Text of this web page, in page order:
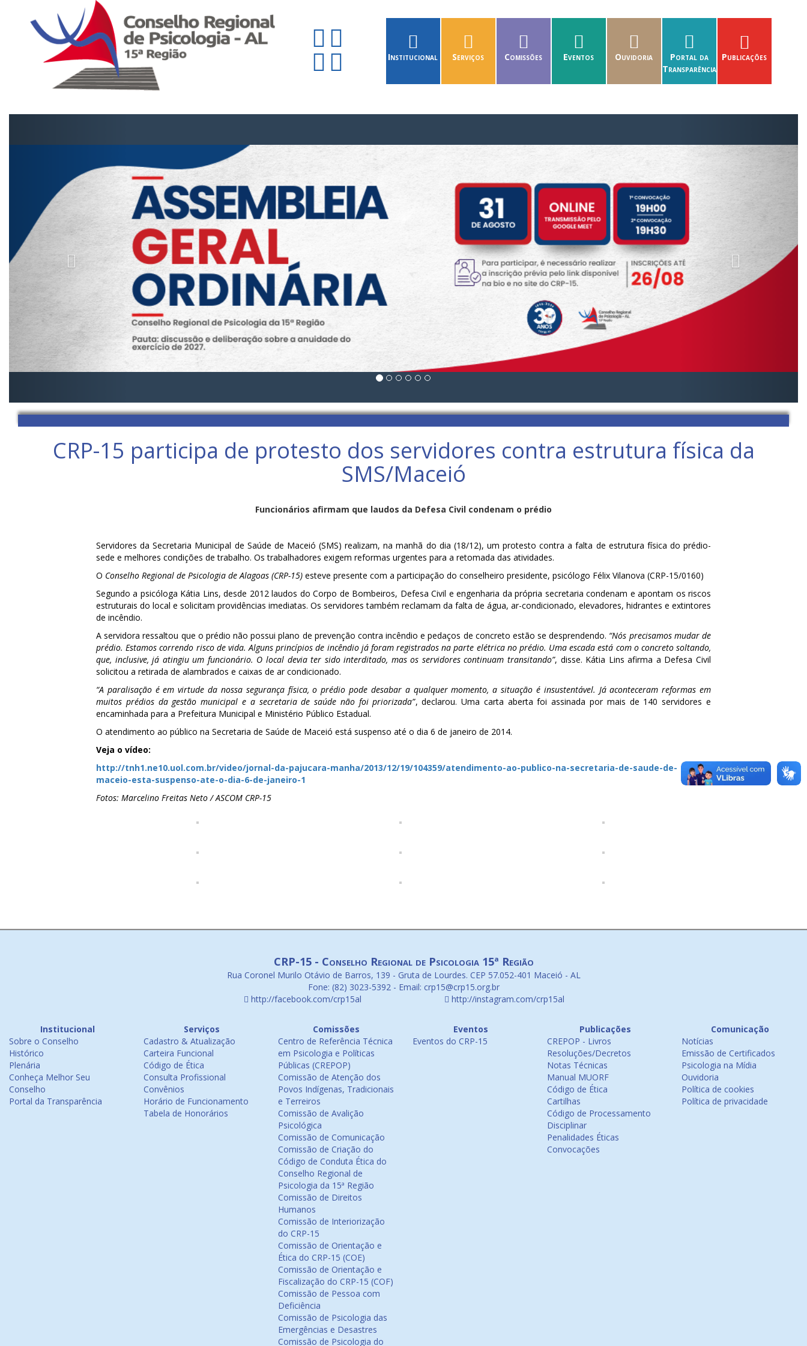
Institucional Serviços Comissões Eventos Ouvidoria
Portal da
Transparência
Publicações
CRP-15 participa de protesto dos servidores contra estrutura física da
SMS/Maceió
Funcionários afirmam que laudos da Defesa Civil condenam o prédio
Servidores da Secretaria Municipal de Saúde de Maceió (SMS) realizam, na manhã do dia (18/12), um protesto contra a falta de estrutura física do prédio-
sede e melhores condições de trabalho. Os trabalhadores exigem reformas urgentes para a retomada das atividades.
O Conselho Regional de Psicologia de Alagoas (CRP-15) esteve presente com a participação do conselheiro presidente, psicólogo Félix Vilanova (CRP-15/0160)
Segundo a psicóloga Kátia Lins, desde 2012 laudos do Corpo de Bombeiros, Defesa Civil e engenharia da própria secretaria condenam e apontam os riscos
estruturais do local e solicitam providências imediatas. Os servidores também reclamam da falta de água, ar-condicionado, elevadores, hidrantes e extintores
de incêndio.
A servidora ressaltou que o prédio não possui plano de prevenção contra incêndio e pedaços de concreto estão se desprendendo. “Nós precisamos mudar de
prédio. Estamos correndo risco de vida. Alguns princípios de incêndio já foram registrados na parte elétrica no prédio. Uma escada está com o concreto soltando,
que, inclusive, já atingiu um funcionário. O local devia ter sido interditado, mas os servidores continuam transitando”, disse. Kátia Lins afirma a Defesa Civil
solicitou a retirada de alambrados e caixas de ar condicionado.
“A paralisação é em virtude da nossa segurança física, o prédio pode desabar a qualquer momento, a situação é insustentável. Já aconteceram reformas em
muitos prédios da gestão municipal e a secretaria de saúde não foi priorizada”, declarou. Uma carta aberta foi assinada por mais de 140 servidores e
encaminhada para a Prefeitura Municipal e Ministério Público Estadual.
O atendimento ao público na Secretaria de Saúde de Maceió está suspenso até o dia 6 de janeiro de 2014.
Veja o vídeo:
http://tnh1.ne10.uol.com.br/video/jornal-da-pajucara-manha/2013/12/19/104359/atendimento-ao-publico-na-secretaria-de-saude-de-
maceio-esta-suspenso-ate-o-dia-6-de-janeiro-1
Fotos: Marcelino Freitas Neto / ASCOM CRP-15
CRP-15 - Conselho Regional de Psicologia 15ª Região
Rua Coronel Murilo Otávio de Barros, 139 - Gruta de Lourdes. CEP 57.052-401 Maceió - AL
Fone: (82) 3023-5392 - Email: crp15@crp15.org.br
http://facebook.com/crp15al
http://instagram.com/crp15al
Institucional
Sobre o Conselho
Histórico
Plenária
Conheça Melhor Seu
Conselho
Portal da Transparência
Serviços
Cadastro & Atualização
Carteira Funcional
Código de Ética
Consulta Profissional
Convênios
Horário de Funcionamento
Tabela de Honorários
Comissões
Centro de Referência Técnica
em Psicologia e Políticas
Públicas (CREPOP)
Comissão de Atenção dos
Povos Indígenas, Tradicionais
e Terreiros
Comissão de Avalição
Psicológica
Comissão de Comunicação
Comissão de Criação do
Código de Conduta Ética do
Conselho Regional de
Psicologia da 15ª Região
Comissão de Direitos
Humanos
Comissão de Interiorização
do CRP-15
Comissão de Orientação e
Ética do CRP-15 (COE)
Comissão de Orientação e
Fiscalização do CRP-15 (COF)
Comissão de Pessoa com
Deficiência
Comissão de Psicologia das
Emergências e Desastres
Comissão de Psicologia do
Eventos
Eventos do CRP-15
Publicações
CREPOP - Livros
Resoluções/Decretos
Notas Técnicas
Manual MUORF
Código de Ética
Cartilhas
Código de Processamento
Disciplinar
Penalidades Éticas
Convocações
Comunicação
Notícias
Emissão de Certificados
Psicologia na Mídia
Ouvidoria
Política de cookies
Política de privacidade